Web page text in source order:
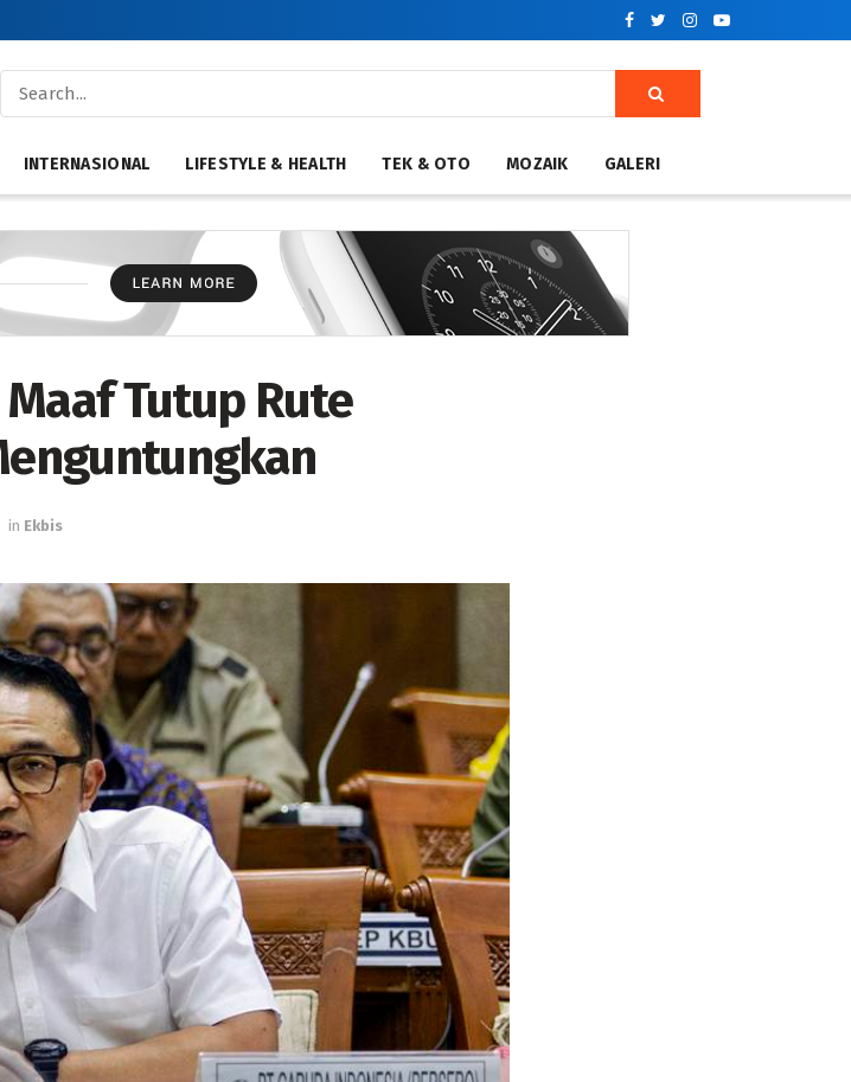
INTERNASIONAL LIFESTYLE & HEALTH TEK & OTO MOZAIK GALERI
Tutup Rute
in Ekbis